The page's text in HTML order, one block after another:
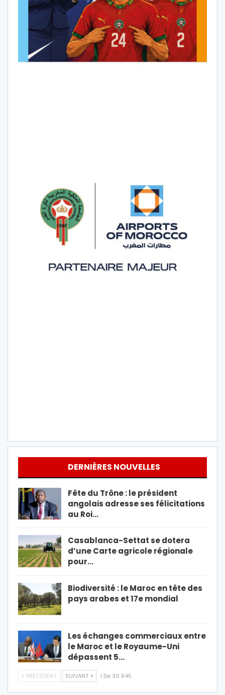
DERNIÈRES NOUVELLES
Fête du Trône : le président
angolais adresse ses félicitations
au Roi…
Casablanca-Settat se dotera
d’une Carte agricole régionale
pour…
Biodiversité : le Maroc en tête des
pays arabes et 17e mondial
Les échanges commerciaux entre
le Maroc et le Royaume-Uni
dépassent 5…
PRÉCÉDENT SUIVANT 1 De 30 845